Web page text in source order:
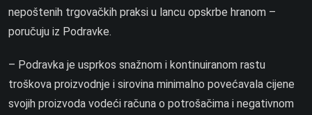
nepoštenih trgovačkih praksi u lancu opskrbe hranom –
poručuju iz Podravke.
– Podravka je usprkos snažnom i kontinuiranom rastu
troškova proizvodnje i sirovina minimalno povećavala cijene
svojih proizvoda vodeći računa o potrošačima i negativnom